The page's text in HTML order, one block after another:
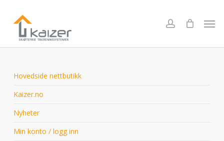
main
content
account
Hovedside nettbutikk
Kaizer.no
Nyheter
Min konto / logg inn